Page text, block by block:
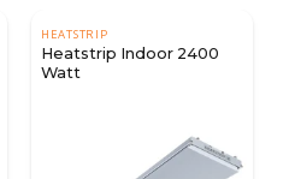
HEATSTRIP
Heatstrip Indoor 2400
Watt